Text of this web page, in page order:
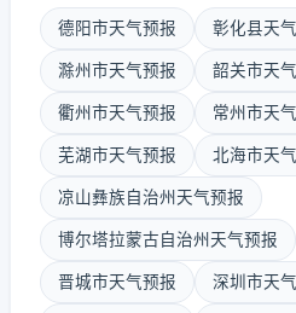
德阳市天气预报 彰化县天
滁州市天气预报 韶关市天
衢州市天气预报 常州市天
芜湖市天气预报 北海市天
凉山彝族自治州天气预报
博尔塔拉蒙古自治州天气预报
晋城市天气预报 深圳市天